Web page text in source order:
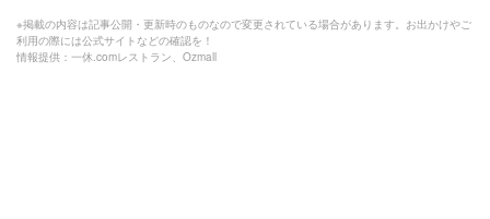
※掲載の内容は記事公開・更新時のものなので変更されている場合があります。お出かけやご
利用の際には公式サイトなどの確認を！
情報提供：一休.comレストラン、Ozmall